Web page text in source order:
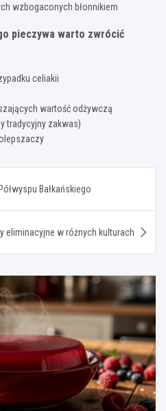
wzbogaconych błonnikiem
pieczywa warto zwrócić
celiakii
wartość odżywczą
tradycyjny zakwas)
Bałkańskiego
eliminacyjne w różnych kulturach